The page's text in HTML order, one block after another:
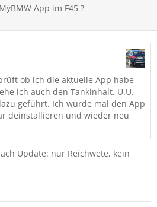
App im F45 ?
ob ich die aktuelle App habe
ich auch den Tankinhalt. U.U.
geführt. Ich würde mal den App
deinstallieren und wieder neu
Update: nur Reichwete, kein